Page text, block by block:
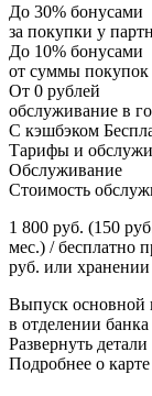
До 30% бонусами
за покупки у
До 10% бонусами
от суммы покупок
От 0 рублей
обслуживание в
С кэшбэком
Тарифы и
Обслуживание
Стоимость
1 800 руб. (150
мес.) / бесплатно
руб. или
Выпуск основной
в отделении банка
Развернуть детали
Подробнее о